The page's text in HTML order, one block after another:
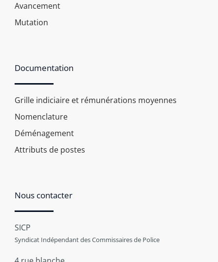
Avancement
Mutation
Documentation
Grille indiciaire et rémunérations moyennes
Nomenclature
Déménagement
Attributs de postes
Nous contacter
SICP
Syndicat Indépendant des Commissaires de Police